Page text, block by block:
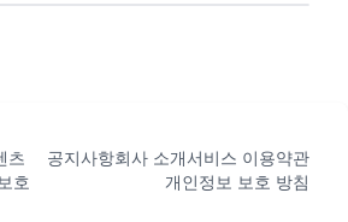
츠
호
공지사항회사 소개서비스 이용약관
개인정보 보호 방침